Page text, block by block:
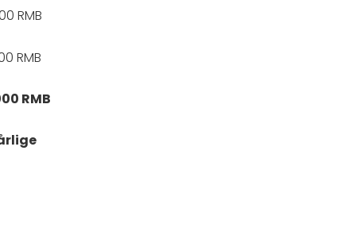
RMB
RMB
RMB